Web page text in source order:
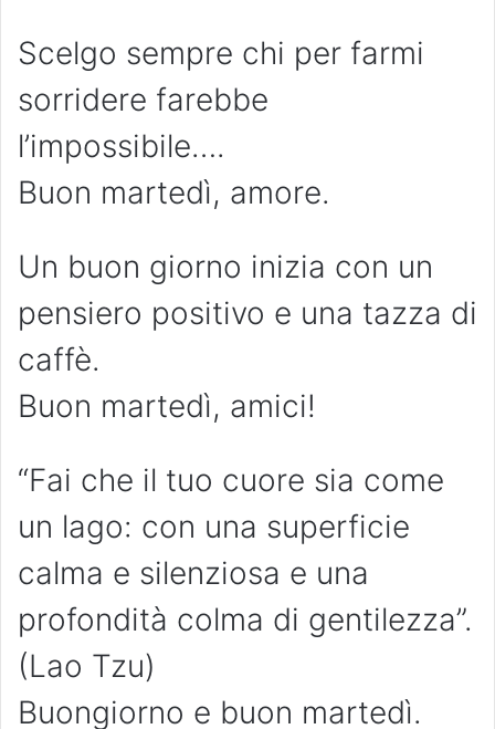
Scelgo sempre chi per farmi
sorridere farebbe
l’impossibile….
Buon martedì, amore.
Un buon giorno inizia con un
pensiero positivo e una tazza di
caffè.
Buon martedì, amici!
“Fai che il tuo cuore sia come
un lago: con una superficie
calma e silenziosa e una
profondità colma di gentilezza”.
(Lao Tzu)
Buongiorno e buon martedì.